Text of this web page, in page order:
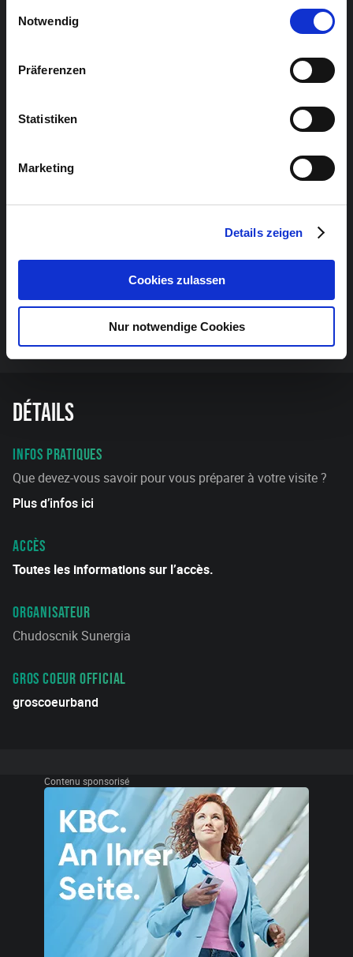
Notwendig
Präferenzen
Statistiken
Marketing
Details zeigen
Cookies zulassen
Nur notwendige Cookies
Détails
INFOS PRATIQUES
Que devez-vous savoir pour vous préparer à votre visite ?
Plus d’infos ici
ACCÈS
Toutes les informations sur l’accès.
ORGANISATEUR
Chudoscnik Sunergia
GROS COEUR OFFICIAL
groscoeurband
Contenu sponsorisé